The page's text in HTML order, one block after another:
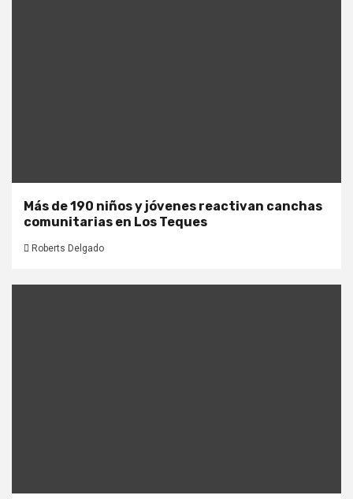
Más de 190 niños y jóvenes reactivan canchas
comunitarias en Los Teques
Roberts Delgado